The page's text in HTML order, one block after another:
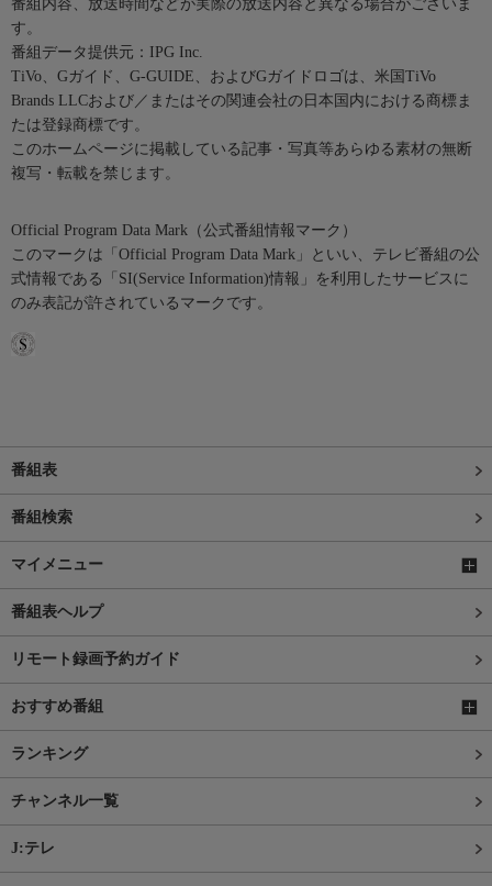
番組内容、放送時間などが実際の放送内容と異なる場合がございま
す。
番組データ提供元：IPG Inc.
TiVo、Gガイド、G-GUIDE、およびGガイドロゴは、米国TiVo
Brands LLCおよび／またはその関連会社の日本国内における商標ま
たは登録商標です。
このホームページに掲載している記事・写真等あらゆる素材の無断
複写・転載を禁じます。
Official Program Data Mark（公式番組情報マーク）
このマークは「Official Program Data Mark」といい、テレビ番組の公
式情報である「SI(Service Information)情報」を利用したサービスに
のみ表記が許されているマークです。
番組表
番組検索
マイメニュー
番組表ヘルプ
リモート録画予約ガイド
おすすめ番組
ランキング
チャンネル一覧
J:テレ